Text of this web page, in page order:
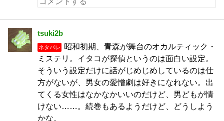
tsuki2b
ネタバレ
昭和初期、青森が舞台のオカルティック・
ミステリ。イタコが探偵というのは面白い設定。
そういう設定だけに話がじめじめしているのは仕
方がないが、男女の愛憎劇は好きになれない。出
てくる女性はなかなかいいのだけど、男どもが情
けない……。続巻もあるようだけど、どうしよう
かな。